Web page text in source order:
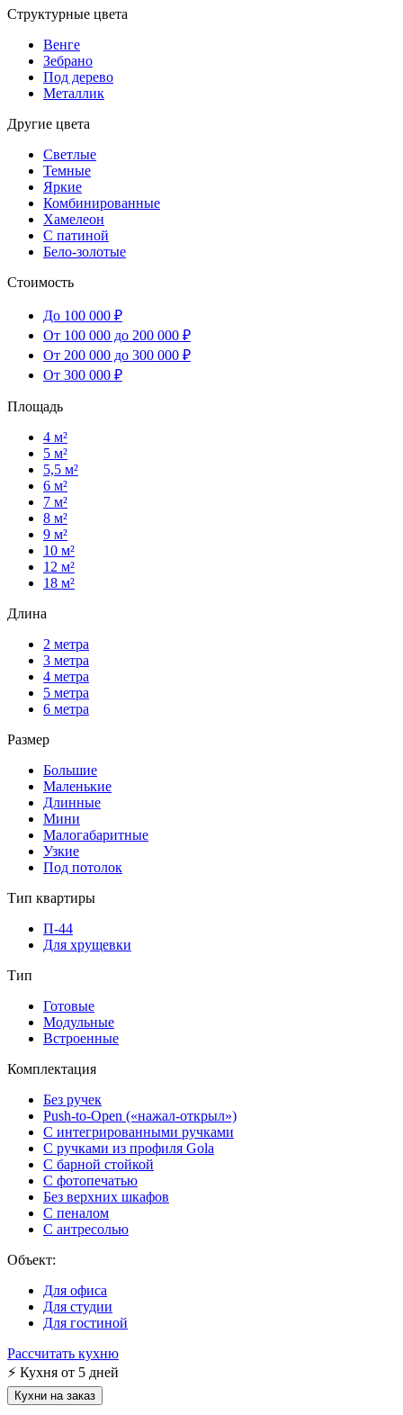
Структурные цвета
Венге
Зебрано
Под дерево
Металлик
Другие цвета
Светлые
Темные
Яркие
Комбинированные
Хамелеон
С патиной
Бело-золотые
Стоимость
До 100 000 ₽
От 100 000 до 200 000 ₽
От 200 000 до 300 000 ₽
От 300 000 ₽
Площадь
4 м²
5 м²
5,5 м²
6 м²
7 м²
8 м²
9 м²
10 м²
12 м²
18 м²
Длина
2 метра
3 метра
4 метра
5 метра
6 метра
Размер
Большие
Маленькие
Длинные
Мини
Малогабаритные
Узкие
Под потолок
Тип квартиры
П-44
Для хрущевки
Тип
Готовые
Модульные
Встроенные
Комплектация
Без ручек
Push-to-Open («нажал-открыл»)
С интегрированными ручками
С ручками из профиля Gola
С барной стойкой
С фотопечатью
Без верхних шкафов
С пеналом
С антресолью
Объект:
Для офиса
Для студии
Для гостиной
Рассчитать кухню
⚡ Кухня от 5 дней
Кухни на заказ